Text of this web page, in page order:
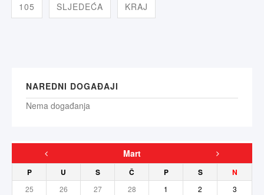
105 SLJEDEĆA KRAJ
NAREDNI DOGAĐAJI
Nema događanja
Mart
P U S Č P S N
25 26 27 28 1 2
3